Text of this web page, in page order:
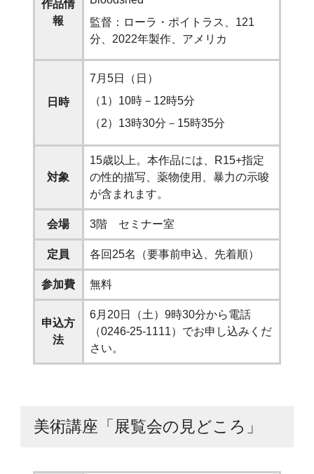
作品情
報
監督：ローラ・ポイトラス、121
分、2022年製作、アメリカ
日時
7月5日（日）
（1）10時－ 12時5分
（2）13時30分 － 15時35分
対象
15歳以上。本作品には、R15+指定
の性的描写、薬物使用、暴力の示唆
が含まれます。
会場 3階 セミナー室
定員 各回25名（要事前申込、先着順）
参加費 無料
申込方
法
6月20日（土）9時30分から電話
（0246-25-1111）でお申し込みくだ
さい。
美術講座「展覧会の見どころ」